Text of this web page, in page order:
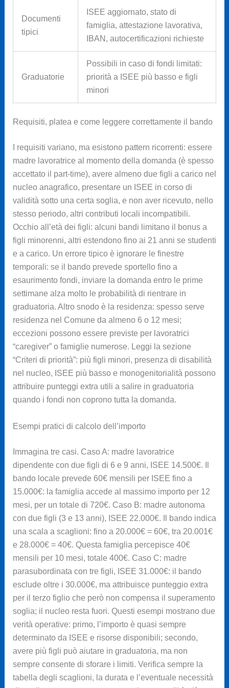
Documenti
tipici
ISEE aggiornato, stato di
famiglia, attestazione lavorativa,
IBAN, autocertificazioni richieste
Graduatorie
Possibili in caso di fondi limitati:
priorità a ISEE più basso e figli
minori
Requisiti, platea e come leggere correttamente il bando
I requisiti variano, ma esistono pattern ricorrenti: essere
madre lavoratrice al momento della domanda (è spesso
accettato il part-time), avere almeno due figli a carico nel
nucleo anagrafico, presentare un ISEE in corso di
validità sotto una certa soglia, e non aver ricevuto, nello
stesso periodo, altri contributi locali incompatibili.
Occhio all’età dei figli: alcuni bandi limitano il bonus a
figli minorenni, altri estendono fino ai 21 anni se studenti
e a carico. Un errore tipico è ignorare le finestre
temporali: se il bando prevede sportello fino a
esaurimento fondi, inviare la domanda entro le prime
settimane alza molto le probabilità di rientrare in
graduatoria. Altro snodo è la residenza: spesso serve
residenza nel Comune da almeno 6 o 12 mesi;
eccezioni possono essere previste per lavoratrici
“caregiver” o famiglie numerose. Leggi la sezione
“Criteri di priorità”: più figli minori, presenza di disabilità
nel nucleo, ISEE più basso e monogenitorialità possono
attribuire punteggi extra utili a salire in graduatoria
quando i fondi non coprono tutta la domanda.
Esempi pratici di calcolo dell’importo
Immagina tre casi. Caso A: madre lavoratrice
dipendente con due figli di 6 e 9 anni, ISEE 14.500€. Il
bando locale prevede 60€ mensili per ISEE fino a
15.000€: la famiglia accede al massimo importo per 12
mesi, per un totale di 720€. Caso B: madre autonoma
con due figli (3 e 13 anni), ISEE 22.000€. Il bando indica
una scala a scaglioni: fino a 20.000€ = 60€, tra 20.001€
e 28.000€ = 40€. Questa famiglia percepisce 40€
mensili per 10 mesi, totale 400€. Caso C: madre
parasubordinata con tre figli, ISEE 31.000€: il bando
esclude oltre i 30.000€, ma attribuisce punteggio extra
per il terzo figlio che però non compensa il superamento
soglia; il nucleo resta fuori. Questi esempi mostrano due
verità operative: primo, l’importo è quasi sempre
determinato da ISEE e risorse disponibili; secondo,
avere più figli può aiutare in graduatoria, ma non
sempre consente di sforare i limiti. Verifica sempre la
tabella degli scaglioni, la durata e l’eventuale necessità